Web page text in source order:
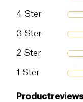
4 Ster
3 Ster
2 Ster
1 Ster